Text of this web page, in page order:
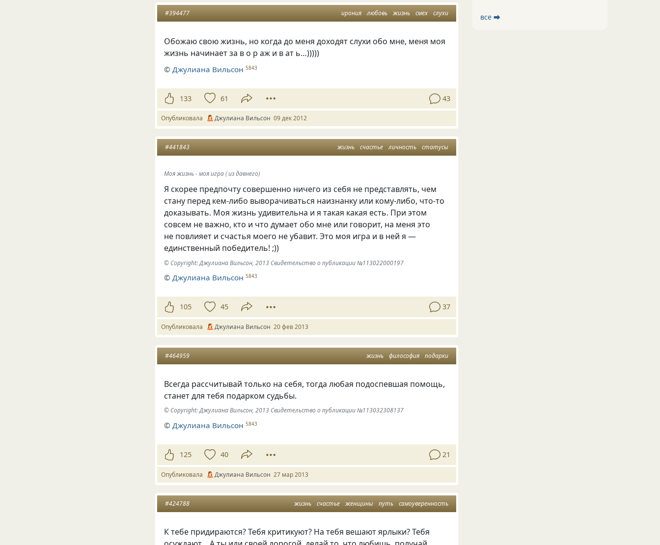
ирония любовь жизнь смех слухи
#394477
Обожаю свою жизнь, но когда до меня доходят слухи обо мне, меня моя
жизнь начинает за в о р аж и в ат ь…)))))
© Джулиана Вильсон 5843
133 61 43
Опубликовала Джулиана Вильсон 09 дек 2012
жизнь счастье личность статусы
#441843
Моя жизнь - моя игра ( из давнего)
Я скорее предпочту совершенно ничего из себя не представлять, чем
стану перед кем-либо выворачиваться наизнанку или кому-либо, что-то
доказывать. Моя жизнь удивительна и я такая какая есть. При этом
совсем не важно, кто и что думает обо мне или говорит, на меня это
не повлияет и счастья моего не убавит. Это моя игра и в ней я —
единственный победитель! ;))
© Copyright: Джулиана Вильсон, 2013 Свидетельство о публикации №113022000197
©Джулиана Вильсон 5843
105 45 37
Опубликовала Джулиана Вильсон 20 фев 2013
жизнь философия подарки
#464959
Всегда рассчитывай только на себя, тогда любая подоспевшая помощь,
станет для тебя подарком судьбы.
© Copyright: Джулиана Вильсон, 2013 Свидетельство о публикации №113032308137
© Джулиана Вильсон 5843
125 40 21
Опубликовала Джулиана Вильсон 27 мар 2013
жизнь счастье женщины путь самоуверенность
#424788
К тебе придираются? Тебя критикуют? На тебя вешают ярлыки? Тебя
все ⮕